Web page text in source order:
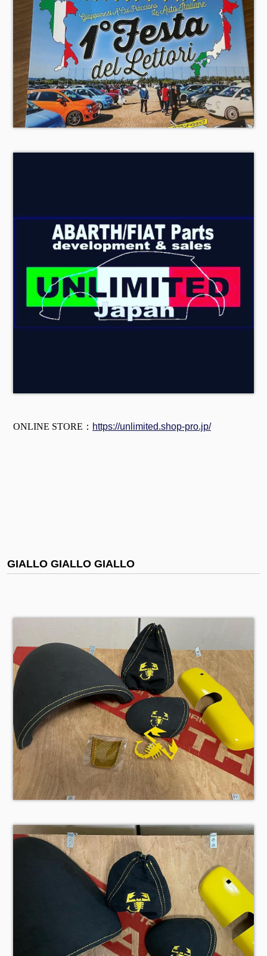
ONLINE STORE： https://unlimited.shop-pro.jp/
GIALLO GIALLO GIALLO